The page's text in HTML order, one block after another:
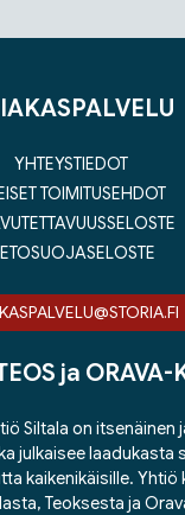
YHTEYSTIEDOT
TOIMITUSEHDOT
ja ORAVA-
Siltala on itsenäinen
julkaisee laadukasta
kaikenikäisille.
Teoksesta ja